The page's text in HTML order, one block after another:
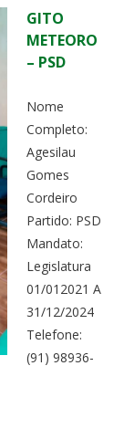
GITO
METEORO
– PSD
Nome
Completo:
Agesilau
Gomes
Cordeiro
Partido: PSD
Mandato:
Legislatura
01/012021 A
31/12/2024
Telefone:
(91) 98936-